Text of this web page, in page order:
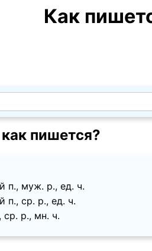
Как
пишется?
п., муж. p., ед. ч.
п., ср. p., ед. ч.
ср. p., мн. ч.